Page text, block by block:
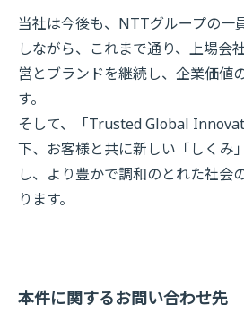
当社は今後も、NTTグループの一
しながら、これまで通り、上場会
営とブランドを継続し、企業価値
す。
そして、「Trusted Global
下、お客様と共に新しい「しくみ
し、より豊かで調和のとれた社会
ります。
本件に関するお問い合わせ先